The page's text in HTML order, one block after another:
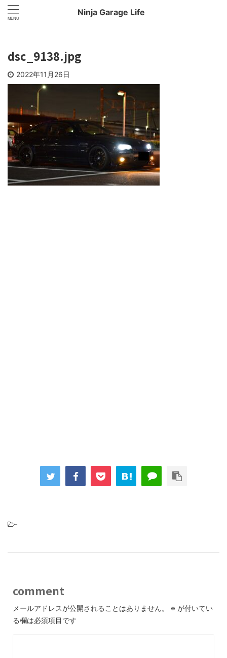
Ninja Garage Life
dsc_9138.jpg
2022年11月26日
-
comment
メールアドレスが公開されることはありません。 ※ が付いてい
る欄は必須項目です